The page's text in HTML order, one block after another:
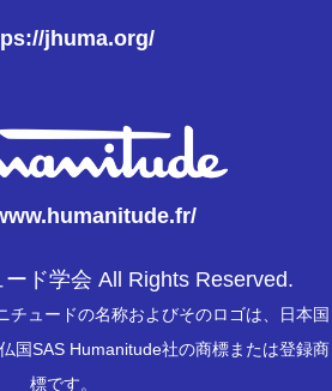
jhuma.org/
ド学会 All Rights Reserved.
チュードの名称およびそのロゴは、日本国
国SAS Humanitude社の商標または登録商
標です。